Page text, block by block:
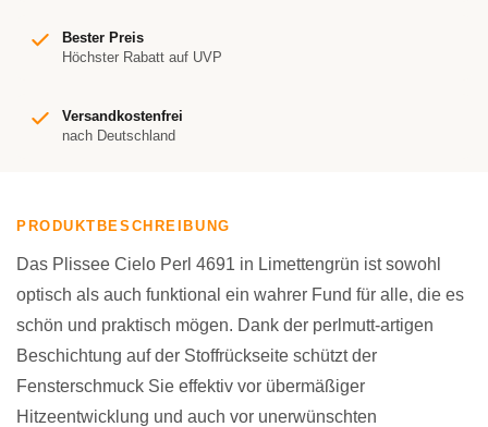
Bester Preis
Höchster Rabatt auf UVP
Versandkostenfrei
nach Deutschland
PRODUKTBESCHREIBUNG
Das Plissee Cielo Perl 4691 in Limettengrün ist sowohl
optisch als auch funktional ein wahrer Fund für alle, die es
schön und praktisch mögen. Dank der perlmutt-artigen
Beschichtung auf der Stoffrückseite schützt der
Fensterschmuck Sie effektiv vor übermäßiger
Hitzeentwicklung und auch vor unerwünschten